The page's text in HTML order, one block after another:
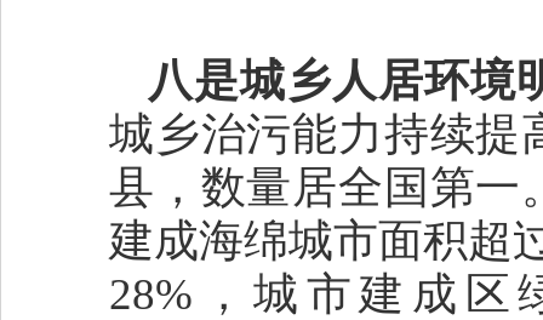
八是城乡人居环境
城乡治污能力持续提
县，数量居全国第一
建成海绵城市面积超
28%，城市建成区